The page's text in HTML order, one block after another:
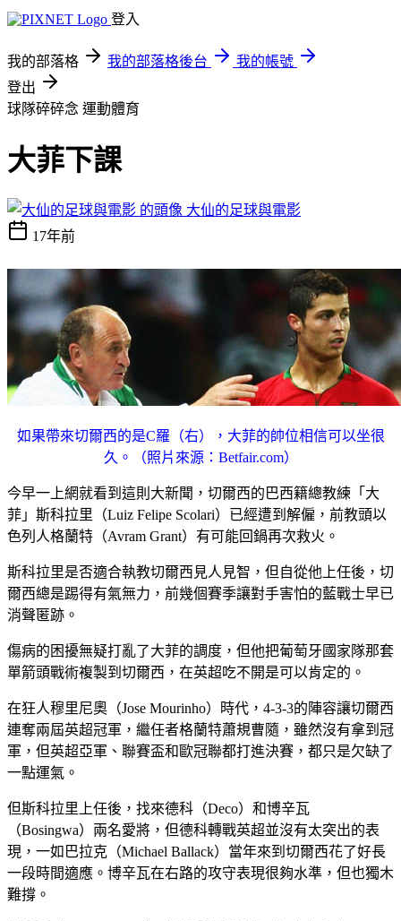
登入
我的部落格 我的部落格後台
我的帳號
登出
球隊碎碎念 運動體育
大菲下課
大仙的足球與電影
17年前
如果帶來切爾西的是C羅（右），大菲的帥位相信可以坐很
久。（照片來源：Betfair.com）
今早一上網就看到這則大新聞，切爾西的巴西籍總教練「大
菲」斯科拉里（Luiz Felipe Scolari）已經遭到解僱，前教頭以
色列人格蘭特（Avram Grant）有可能回鍋再次救火。
斯科拉里是否適合執教切爾西見人見智，但自從他上任後，切
爾西總是踢得有氣無力，前幾個賽季讓對手害怕的藍戰士早已
消聲匿跡。
傷病的困擾無疑打亂了大菲的調度，但他把葡萄牙國家隊那套
單箭頭戰術複製到切爾西，在英超吃不開是可以肯定的。
在狂人穆里尼奧（Jose Mourinho）時代，4-3-3的陣容讓切爾西
連奪兩屆英超冠軍，繼任者格蘭特蕭規曹隨，雖然沒有拿到冠
軍，但英超亞軍、聯賽盃和歐冠聯都打進決賽，都只是欠缺了
一點運氣。
但斯科拉里上任後，找來德科（Deco）和博辛瓦
（Bosingwa）兩名愛將，但德科轉戰英超並沒有太突出的表
現，一如巴拉克（Michael Ballack）當年來到切爾西花了好長
一段時間適應。博辛瓦在右路的攻守表現很夠水準，但也獨木
難撐。